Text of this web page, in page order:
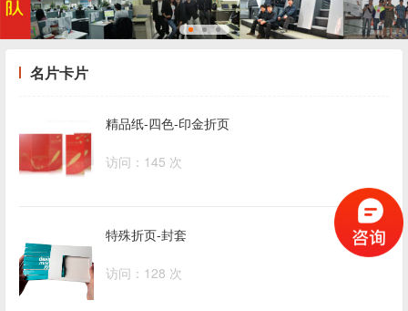
名片卡片
精品纸-四色-印金折页
访问：145 次
特殊折页-封套
访问：128 次